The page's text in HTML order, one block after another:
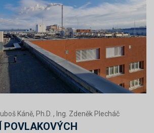
Káně, Ph.D. , Ing. Zdeněk Plecháč
POVLAKOVÝCH